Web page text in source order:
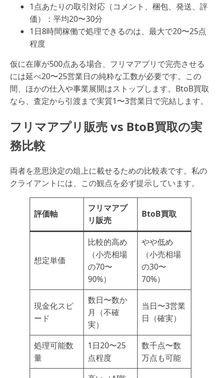
1点あたりの取引対応（コメント、梱包、発送、評
価）：平均20〜30分
1日8時間稼働で処理できるのは、最大で20〜25点
程度
仮に在庫が500点ある場合、フリマアプリで完売させる
には延べ20〜25営業日の純粋な工数が必要です。この
間、ほかの仕入や事業展開はストップします。BtoB買取
なら、査定から引渡まで実質1〜3営業日で完結します。
フリマアプリ販売 vs BtoB買取の実
務比較
両者を意思決定の俎上に載せるための比較表です。私の
クライアントには、この観点を必ず提示しています。
評価軸
フリマアプ
リ販売
BtoB買取
想定単価
比較的高め
（小売相場
の70〜
90%）
やや低め
（小売相場
の30〜
70%）
現金化スピ
ード
数日〜数か
月（不確
実）
当日〜3営業
日（確実）
処理可能数
量
1日20〜25
点程度
数千点〜数
万点も可能